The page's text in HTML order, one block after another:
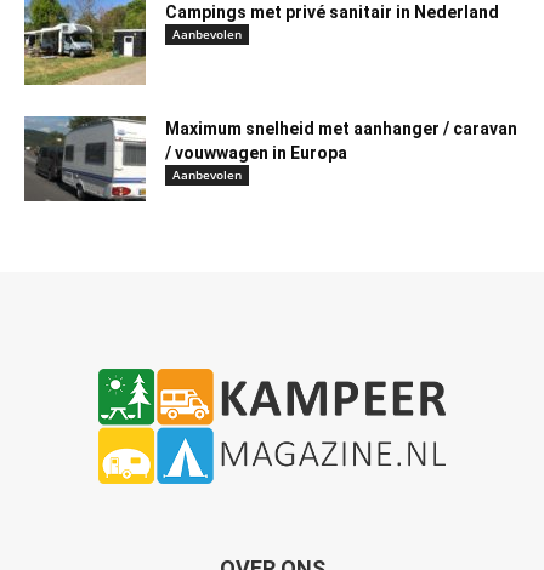
Campings met privé sanitair in Nederland
Aanbevolen
Maximum snelheid met aanhanger / caravan
/ vouwwagen in Europa
Aanbevolen